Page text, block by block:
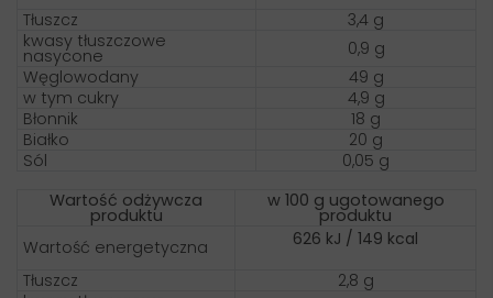
Tłuszcz
3,4 g
kwasy tłuszczowe
nasycone
0,9 g
Węglowodany
49 g
w tym cukry
4,9 g
Błonnik
18 g
Białko
20 g
Sól
0,05 g
Wartość odżywcza
produktu
w 100 g ugotowanego
produktu
Wartość energetyczna
626 kJ / 149 kcal
Tłuszcz
2,8 g